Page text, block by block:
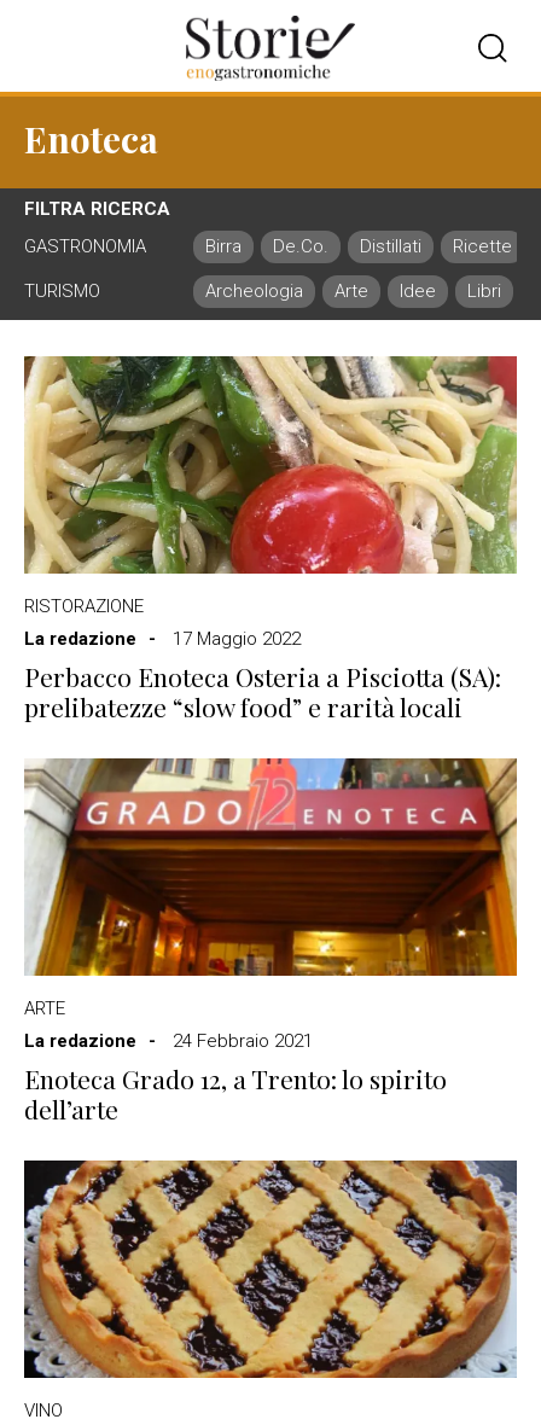
Enoteca
FILTRA RICERCA
GASTRONOMIA
Birra De.Co. Distillati Ricette
TURISMO Archeologia Arte Idee Libri
RISTORAZIONE
La redazione
17 Maggio 2022
Perbacco Enoteca Osteria a Pisciotta (SA):
prelibatezze “slow food” e rarità locali
ARTE
La redazione
24 Febbraio 2021
Enoteca Grado 12, a Trento: lo spirito
dell’arte
VINO